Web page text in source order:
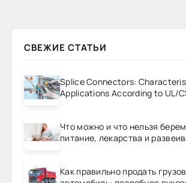
СВЕЖИЕ СТАТЬИ
Splice Connectors:
Applications According to UL/
Что можно и что нельзя
питание, лекарства и
Как правильно продать